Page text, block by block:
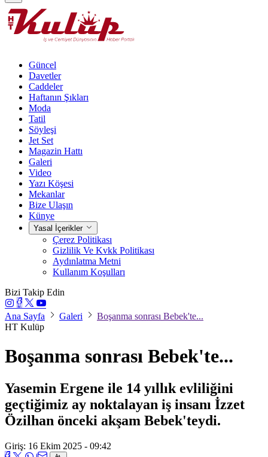
Güncel
Davetler
Caddeler
Haftanın Şıkları
Moda
Tatil
Söyleşi
Jet Set
Magazin Hattı
Galeri
Video
Yazı Köşesi
Mekanlar
Bize Ulaşın
Künye
Yasal İçerikler
Çerez Politikası
Gizlilik Ve Kvkk Politikası
Aydınlatma Metni
Kullanım Koşulları
Bizi Takip Edin
Ana Sayfa Galeri
Boşanma sonrası Bebek'te...
HT Kulüp
Boşanma sonrası Bebek'te...
Yasemin Ergene ile 14 yıllık evliliğini
geçtiğimiz ay noktalayan iş insanı İzzet
Özilhan önceki akşam Bebek'teydi.
Giriş: 16 Ekim 2025 - 09:42